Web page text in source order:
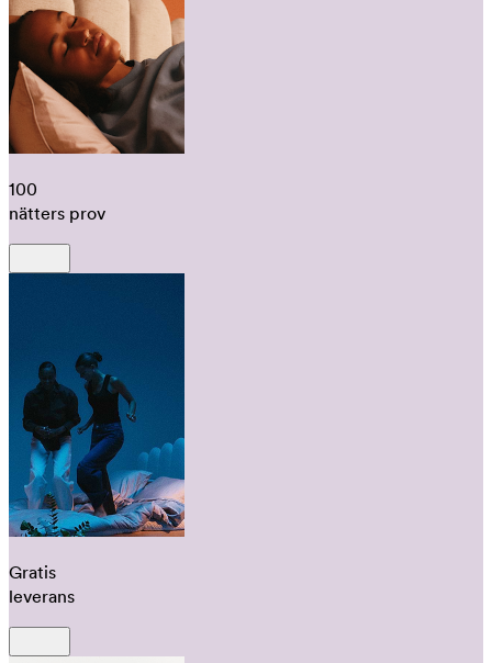
100
nätters prov
Gratis
leverans